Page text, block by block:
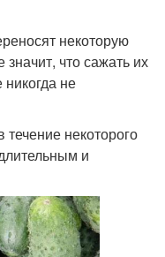
некоторую
значит, что сажать их
не
течение некоторого
и